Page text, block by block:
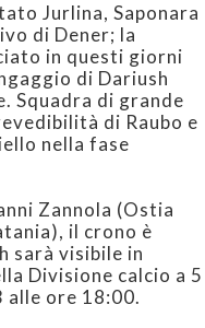
Jurlina, Saponara
di Dener; la
in questi giorni
di Dariush
Squadra di grande
di Raubo e
nella fase
Zannola (Ostia
il crono è
sarà visibile in
Divisione calcio a 5
alle ore 18:00.